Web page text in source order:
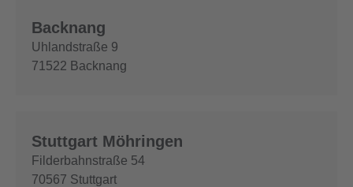
Backnang
Uhlandstraße 9
71522 Backnang
Stuttgart Möhringen
Filderbahnstraße 54
70567 Stuttgart